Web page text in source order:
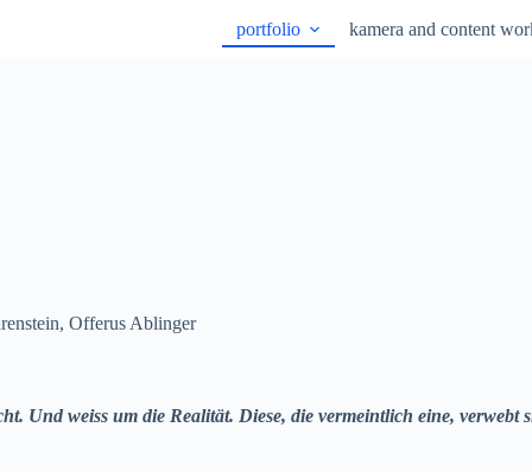
portfolio kamera and content
Offerus Ablinger
Und weiss um die Realität. Diese, die vermeintlich eine, verwebt